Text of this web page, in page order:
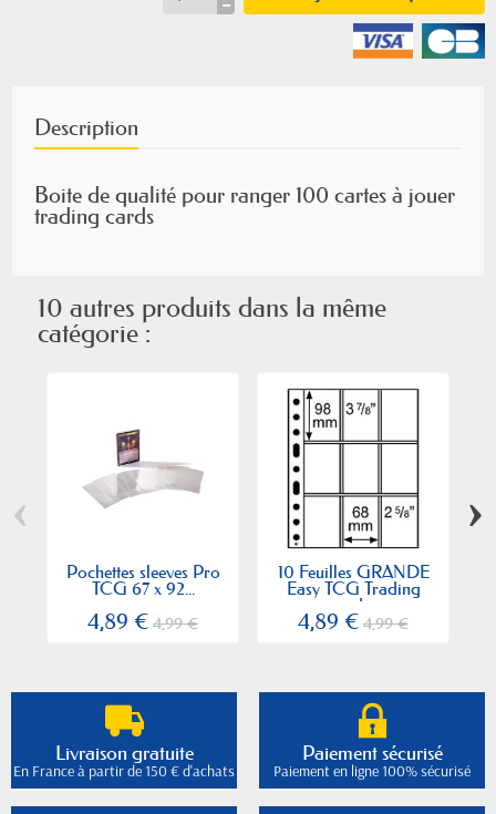
Description
Boite de qualité pour ranger 100 cartes à jouer
trading cards
10 autres produits dans la même
catégorie :
Pochettes sleeves Pro
TCG 67 x 92...
4,89 € 4,99 €
10 Feuilles GRANDE
Easy TCG Trading
card,...
4,89 € 4,99 €
‹ ›
Livraison gratuite
En France à partir de 150 € d'achats
Paiement sécurisé
Paiement en ligne 100% sécurisé